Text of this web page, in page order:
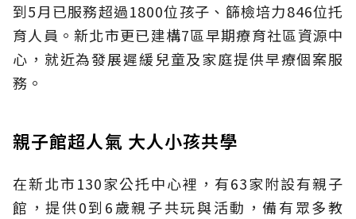
到5月已服務超過1800位孩子、篩檢培力846位托
育人員。新北市更已建構7區早期療育社區資源中
心，就近為發展遲緩兒童及家庭提供早療個案服
務。
親子館超人氣 大人小孩共學
在新北市130家公托中心裡，有63家附設有親子
館，提供0到6歲親子共玩與活動，備有眾多教